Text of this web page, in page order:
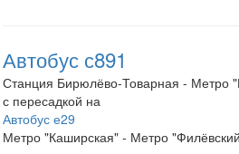
Автобус с891
Станция Бирюлёво-Товарная - Метро
с пересадкой на
Автобус е29
Метро "Каширская" - Метро